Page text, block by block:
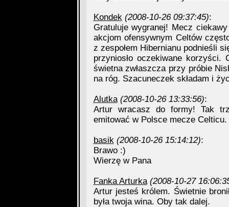
Kondek (2008-10-26 09:37:45):
Gratuluje wygranej! Mecz
akcjom ofensywnym Celtów
z zespołem Hibernianu podnieśli
przyniosło oczekiwane
świetna zwłaszcza przy próbie
na róg. Szacuneczek składam i
Alutka (2008-10-26 13:33:56):
Artur wracasz do formy! Tak
emitować w Polsce mecze
basik (2008-10-26 15:14:12):
Brawo :)
Wierzę w Pana
Fanka Arturka (2008-10-27
Artur jesteś królem. Świetnie
była twoja wina. Oby tak dalej.